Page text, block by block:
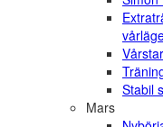
Stabil
Mars